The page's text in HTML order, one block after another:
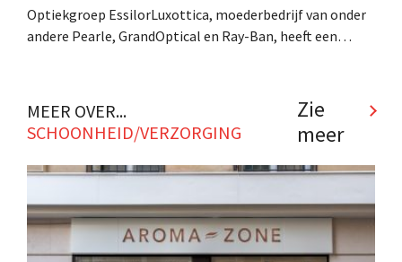
Optiekgroep EssilorLuxottica, moederbedrijf van onder
andere Pearle, GrandOptical en Ray-Ban, heeft een
MEER OVER...
SCHOONHEID/VERZORGING
Zie
meer